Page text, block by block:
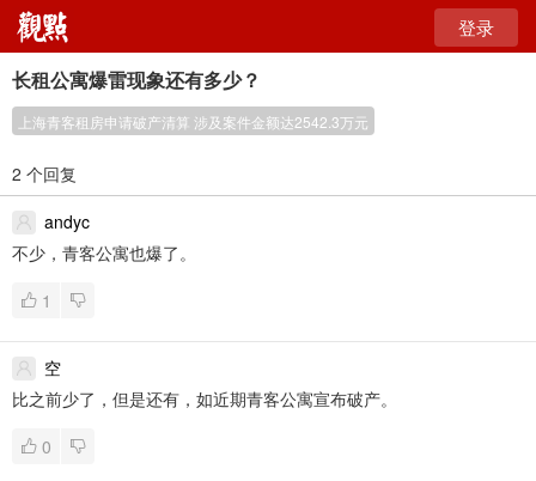
登录
长租公寓爆雷现象还有多少？
上海青客租房申请破产清算 涉及案件金额达2542.3万元
2 个回复
andyc
不少，青客公寓也爆了。
1
空
比之前少了，但是还有，如近期青客公寓宣布破产。
0